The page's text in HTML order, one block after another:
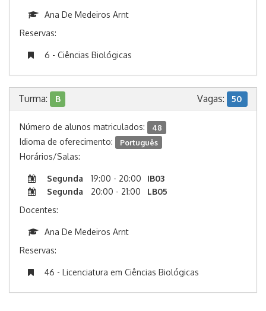
Ana De Medeiros Arnt
Reservas:
6 - Ciências Biológicas
Turma: B Vagas: 50
Número de alunos matriculados: 48
Idioma de oferecimento: Português
Horários/Salas:
Segunda 19:00 - 20:00
IB03
Segunda
20:00 - 21:00
LB05
Docentes:
Ana De Medeiros Arnt
Reservas:
46 - Licenciatura em Ciências Biológicas